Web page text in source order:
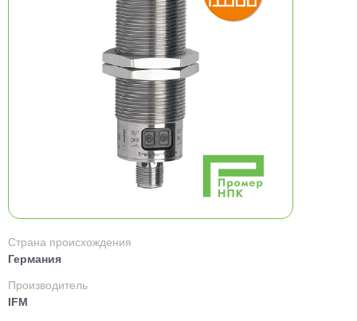
Страна происхождения
Германия
Производитель
IFM